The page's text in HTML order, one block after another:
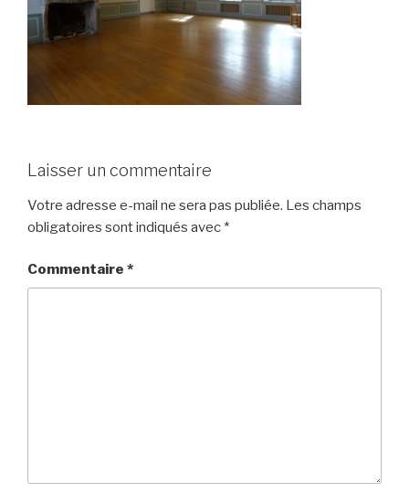
Laisser un commentaire
Votre adresse e-mail ne sera pas publiée. Les champs
obligatoires sont indiqués avec *
Commentaire *